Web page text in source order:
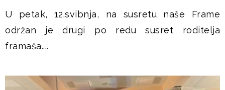
U petak, 12.svibnja, na susretu naše Frame
održan je drugi po redu susret roditelja
framaša....